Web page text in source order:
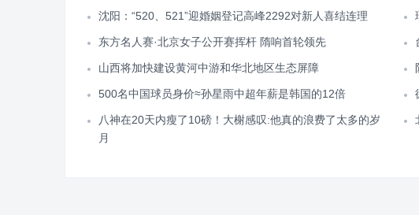
沈阳：“520、521”迎婚姻登记高峰2292对新人喜结连理
东方名人赛·北京女子公开赛挥杆 隋响首轮领先
山西将加快建设黄河中游和华北地区生态屏障
500名中国球员身价≈孙星雨中超年薪是韩国的12倍
八神在20天内瘦了10磅！大榭感叹:他真的浪费了太多的岁
月